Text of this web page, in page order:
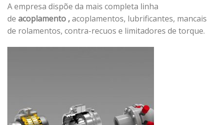
A empresa dispõe da mais completa linha
de acoplamento ,acoplamentos, lubrificantes, mancais
de rolamentos, contra-recuos e limitadores de torque.